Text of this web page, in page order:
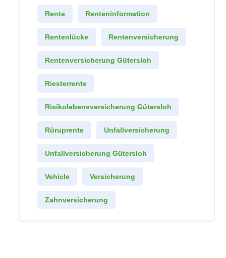
Rente Renteninformation
Rentenlücke Rentenversicherung
Rentenversicherung Gütersloh
Riesterrente
Risikolebensversicherung Gütersloh
Rüruprente Unfallversicherung
Unfallversicherung Gütersloh
Vehicle Versicherung
Zahnversicherung